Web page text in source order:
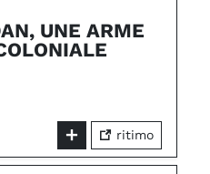
UNE ARME
ritimo